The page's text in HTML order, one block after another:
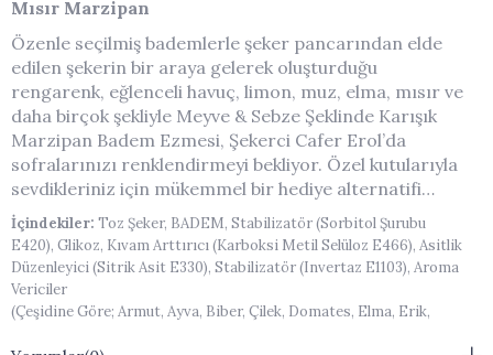
Mısır Marzipan
Özenle seçilmiş bademlerle şeker pancarından elde
edilen şekerin bir araya gelerek oluşturduğu
rengarenk, eğlenceli havuç, limon, muz, elma, mısır ve
daha birçok şekliyle Meyve & Sebze Şeklinde Karışık
Marzipan Badem Ezmesi, Şekerci Cafer Erol’da
sofralarınızı renklendirmeyi bekliyor. Özel kutularıyla
sevdikleriniz için mükemmel bir hediye alternatifi…
İçindekiler: Toz Şeker, BADEM, Stabilizatör (Sorbitol Şurubu
E420), Glikoz, Kıvam Arttırıcı (Karboksi Metil Selüloz E466), Asitlik
Düzenleyici (Sitrik Asit E330), Stabilizatör (Invertaz E1103), Aroma
Vericiler
(Çeşidine Göre; Armut, Ayva, Biber, Çilek, Domates, Elma, Erik,